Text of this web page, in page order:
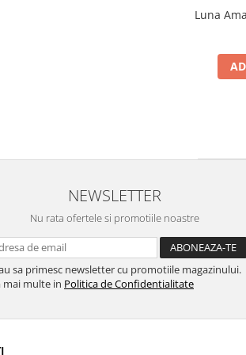
Luna
NEWSLETTER
Nu rata ofertele si promotiile noastre
sa primesc newsletter cu promotiile magazinului.
mai multe in Politica de Confidentialitate